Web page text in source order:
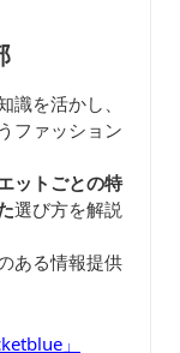
を活かし、
ファッション
ットごとの特
選び方を解説
ある情報提供
」